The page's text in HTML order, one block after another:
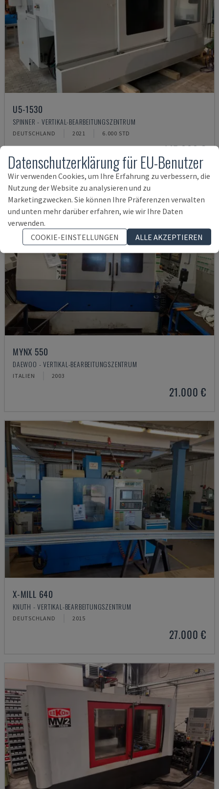
U5-1530
SPINNER - VERTIKAL-BEARBEITUNGSZENTRUM
DEUTSCHLAND 2021 6.000 STD
145.000 €
MYNX 550
DAEWOO - VERTIKAL-BEARBEITUNGSZENTRUM
ITALIEN 2003
21.000 €
X-MILL 640
KNUTH - VERTIKAL-BEARBEITUNGSZENTRUM
DEUTSCHLAND 2015
27.000 €
Datenschutzerklärung für EU-Benutzer
Wir verwenden Cookies, um Ihre Erfahrung zu verbessern, die
Nutzung der Website zu analysieren und zu
Marketingzwecken. Sie können Ihre Präferenzen verwalten
und unten mehr darüber erfahren, wie wir Ihre Daten
verwenden.
COOKIE-EINSTELLUNGEN
ALLE AKZEPTIEREN